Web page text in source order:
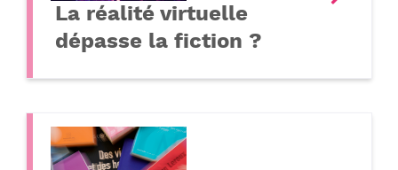
La réalité virtuelle
dépasse la fiction ?